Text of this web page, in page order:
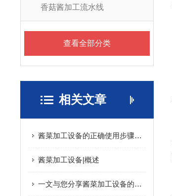
香菇酱加工流水线
查看全部分类
相关文章
酱菜加工设备的正确使用步骤分享
酱菜加工设备|概述
一文与您分享酱菜加工设备的常见故障相应解决方法